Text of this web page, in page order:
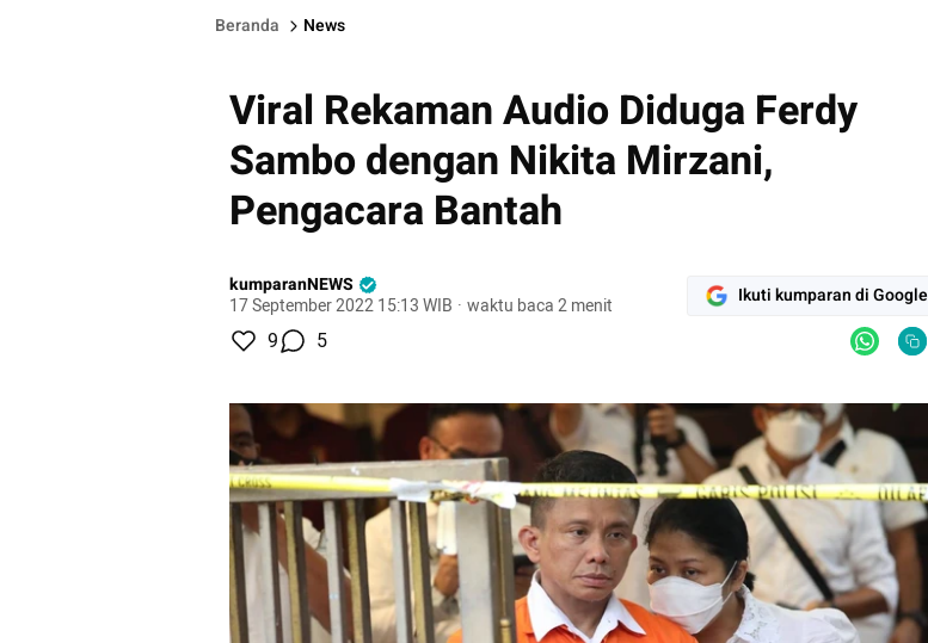
Beranda News
Viral Rekaman Audio Diduga Ferdy
Sambo dengan Nikita Mirzani,
Pengacara Bantah
kumparanNEWS
17 September 2022 15:13 WIB · waktu baca 2 menit Ikuti kumparan di Google
9 5